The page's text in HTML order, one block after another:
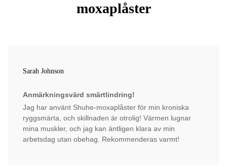
moxaplåster
Sarah Johnson
Anmärkningsvärd smärtlindring!
Jag har använt Shuhe-moxaplåster för min kroniska
ryggsmärta, och skillnaden är otrolig! Värmen lugnar
mina muskler, och jag kan äntligen klara av min
arbetsdag utan obehag. Rekommenderas varmt!